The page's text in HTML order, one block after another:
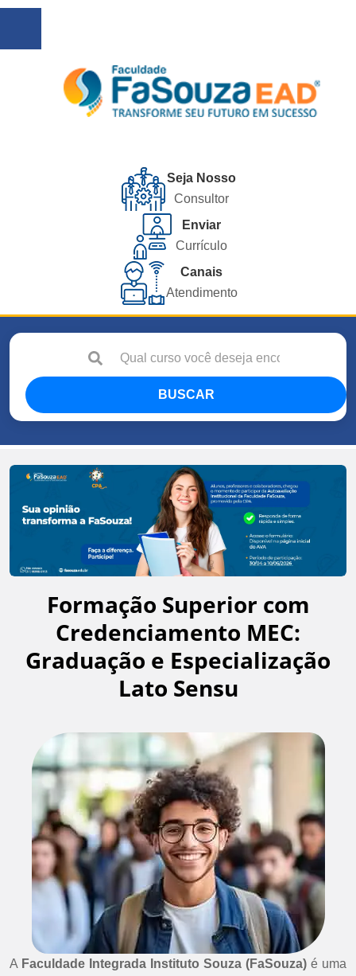
Seja Nosso
Consultor
Enviar
Currículo
Canais
Atendimento
BUSCAR
Formação Superior com
Credenciamento MEC:
Graduação e Especialização
Lato Sensu
A Faculdade Integrada Instituto Souza (FaSouza) é uma